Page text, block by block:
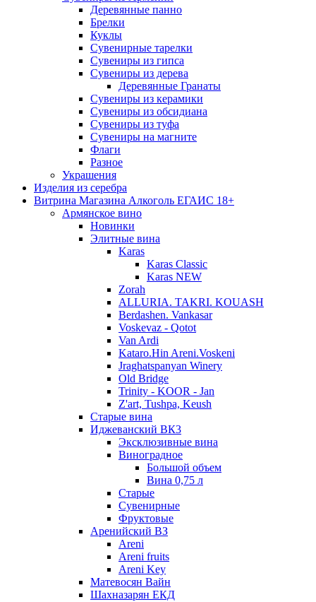
Деревянные панно
Брелки
Куклы
Сувенирные тарелки
Сувениры из гипса
Сувениры из дерева
Деревянные Гранаты
Сувениры из керамики
Сувениры из обсидиана
Сувениры из туфа
Сувениры на магните
Флаги
Разное
Украшения
Изделия из серебра
Витрина Магазина Алкоголь ЕГАИС 18+
Армянское вино
Новинки
Элитные вина
Karas
Karas Classic
Karas NEW
Zorah
ALLURIA. TAKRI. KOUASH
Berdashen. Vankasar
Voskevaz - Qotot
Van Ardi
Kataro.Hin Areni.Voskeni
Jraghatspanyan Winery
Old Bridge
Trinity - KOOR - Jan
Z'art, Tushpa, Keush
Старые вина
Иджеванский ВК3
Эксклюзивные вина
Виноградное
Большой объем
Вина 0,75 л
Старые
Сувенирные
Фруктовые
Аренийский ВЗ
Areni
Areni fruits
Areni Key
Матевосян Вайн
Шахназарян ЕКД